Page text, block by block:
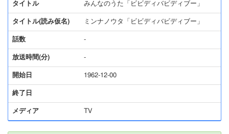
タイトル みんなのうた「ビビディバビディブー」
タイトル(読み仮名) ミンナノウタ「ビビディバビディブー」
話数 -
放送時間(分) -
開始日 1962-12-00
終了日
メディア TV